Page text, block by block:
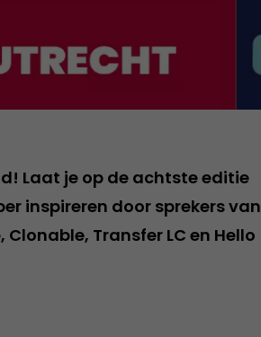
Laat je op de achtste editie
inspireren door sprekers van
Transfer LC en Hello